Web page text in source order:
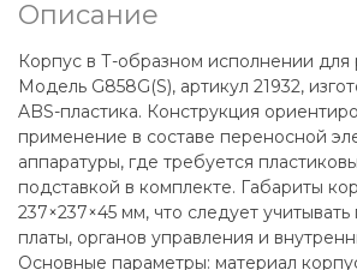
Описание
Корпус в Т-образном исполнении для
Модель G858G(S), артикул 21932,
ABS-пластика. Конструкция
применение в составе переносной
аппаратуры, где требуется
подставкой в комплекте. Габариты
237×237×45 мм, что следует
платы, органов управления и
Основные параметры: материал